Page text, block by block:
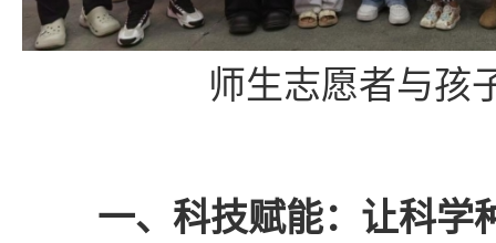
师生志愿者与孩
一、科技赋能：让科学